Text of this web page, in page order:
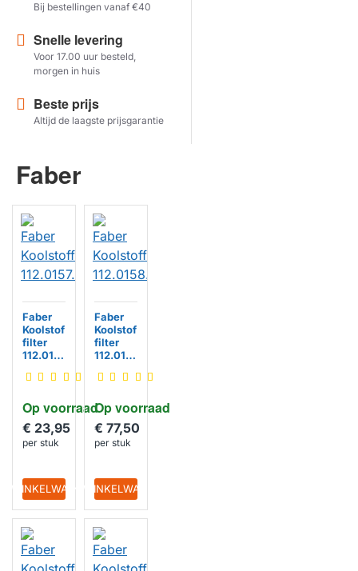
TOON PRODUCTEN
Bij bestellingen vanaf €40
Snelle levering
Voor 17.00 uur besteld,
morgen in huis
Beste prijs
Altijd de laagste prijsgarantie
Faber
Op voorraad
Faber
Koolstof
filter
112.0157
€ 23,95
per stuk
WINKELWAGEN
Op voorraad
Faber
Koolstof
filter
112.015
1201852
€ 77,50
per stuk
IN WINKELWAGEN